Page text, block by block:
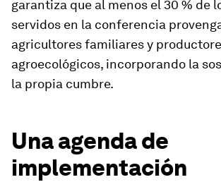
garantiza que al menos el 30 % de
servidos en la conferencia
agricultores familiares y
agroecológicos, incorporando la
la propia cumbre.
Una agenda de
implementación